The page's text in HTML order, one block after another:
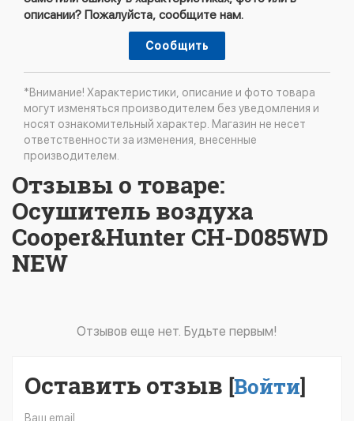
описании? Пожалуйста, сообщите нам.
Сообщить
*Внимание! Характеристики, описание и фото товара
могут изменяться производителем без уведомления и
носят ознакомительный характер. Магазин не несет
ответственности за изменения, внесенные
производителем.
Отзывы о товаре:
Осушитель воздуха
Cooper&Hunter CH-D085WD
NEW
Отзывов еще нет. Будьте первым!
Оставить отзыв [Войти]